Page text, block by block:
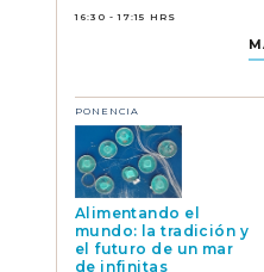
16:30 - 17:15 HRS
PONENCIA
Alimentando el
mundo: la tradición y
el futuro de un mar
de infinitas